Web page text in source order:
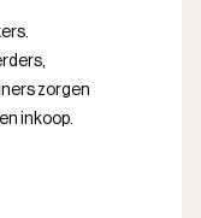
zorgen
inkoop.